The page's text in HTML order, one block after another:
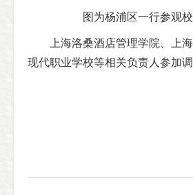
图为杨浦区一行参观
上海洛桑酒店管理学院、上
现代职业学校等相关负责人参加调